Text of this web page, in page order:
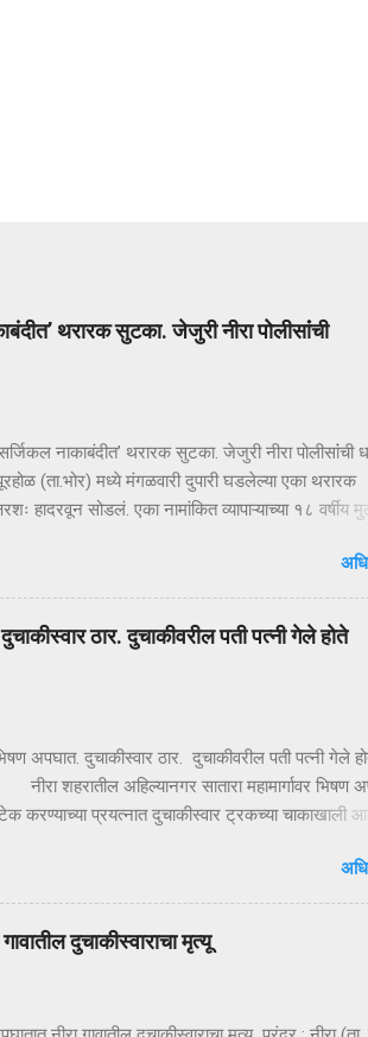
थरारक सुटका. जेजुरी नीरा पोलीसांंची
नाकाबंदीत’ थरारक सुटका. जेजुरी नीरा पोलीसांंची
(ता.भोर) मध्ये मंगळवारी दुपारी घडलेल्या एका थरारक
हादरवून सोडलं. एका नामांकित व्यापाऱ्याच्या १८ वर्षीय
‘सर्जिकल नाकाबंदी’मुळे चित्र पालटलं—आणि युवकाची
गावात खळबळ दुपारचा नेहमीसारखा
काळी XUV थांबते… काही क्षणांची झटापट… आणि युवकाला
निघून जातं. हा प्रकार इतक्या झपाट्याने घडला की
मिळताच कुटुंबीयांनी पोलिसांशी संपर्क साधला.
सतर्कतेचे सायरन वाजू लागले. ‘ऑपरेशन
ठार. दुचाकीवरील पती पत्नी गेले होते
अपघात. दुचाकीस्वार ठार. दुचाकीवरील पती पत्नी गेले
शहरातील अहिल्यानगर सातारा महामार्गावर भिषण
करण्याच्या प्रयत्नात दुचाकीस्वार ट्रकच्या चाकाखाली
उपचारापूर्वीच ते मृत पावले होते. अपघातात दुचाकीस्वार
हल्ली मुक्कामी वाई एम.आय.डी.सी. असे नाव आहे. आज
सातारा महामार्गावर मोरगाव किंवा बारामती दिशेने
या ट्रकाला हॉंडा शाईन क्रमांक एम.एच. ११- सी.झेड
विजय साखरे व मागे बसलेली महिला लता साखरे
दुचाकीस्वाराचा मृत्यू